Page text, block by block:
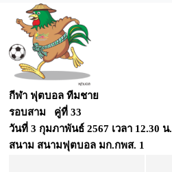
กีฬา ฟุตบอล ทีมชาย
รอบสาม คู่ที่ 33
วันที่3 กุมภาพันธ์ 2567 เวลา12.30 น.
สนาม สนามฟุตบอล มก.กพส. 1